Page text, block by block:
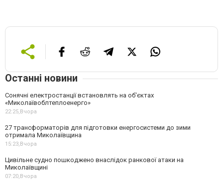
Останні новини
Сонячні електростанції встановлять на об'єктах
«Миколаївоблтеплоенерго»
22:25,Вчора
27 трансформаторів для підготовки енергосистеми до зими
отримала Миколаївщина
15:23,Вчора
Цивільне судно пошкоджено внаслідок ранкової атаки на
Миколаївщині
07:20,Вчора